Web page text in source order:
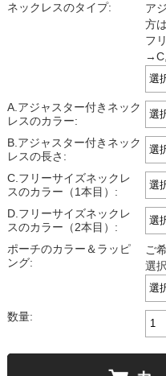
ネックレスのタイプ:
ア
方
フ
A.アジャスター付きネック
レスのカラー:
B.アジャスター付きネック
レスの長さ:
C.フリーサイズネックレ
スのカラー（1本目）:
D.フリーサイズネックレ
スのカラー（2本目）:
ポーチのカラー＆ラッピ
ング:
ご
選
数量: